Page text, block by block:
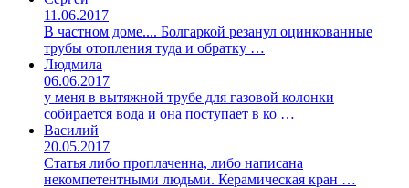
11.06.2017
В частном доме.... Болгаркой резанул оцинкованные
трубы отопления туда и обратку …
Людмила
06.06.2017
у меня в вытяжной трубе для газовой колонки
собирается вода и она поступает в ко …
Василий
20.05.2017
Статья либо проплаченна, либо написана
некомпетентными людьми. Керамическая кран …